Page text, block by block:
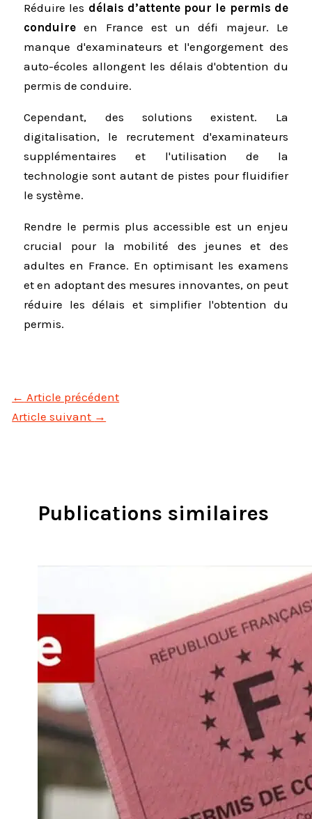
Réduire les délais d’attente pour le permis de
conduire en France est un défi majeur. Le
manque d'examinateurs et l'engorgement des
auto-écoles allongent les délais d'obtention du
permis de conduire.
Cependant, des solutions existent. La
digitalisation, le recrutement d'examinateurs
supplémentaires et l'utilisation de la
technologie sont autant de pistes pour fluidifier
le système.
Rendre le permis plus accessible est un enjeu
crucial pour la mobilité des jeunes et des
adultes en France. En optimisant les examens
et en adoptant des mesures innovantes, on peut
réduire les délais et simplifier l'obtention du
permis.
← Article précédent
Article suivant →
Publications similaires